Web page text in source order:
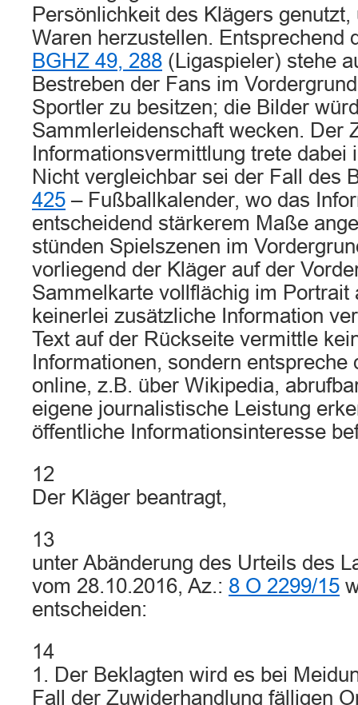
Persönlichkeit des Klägers
Waren herzustellen. Entsprechend
BGHZ 49, 288 (Ligaspieler) stehe
Bestreben der Fans im
Sportler zu besitzen; die Bilder
Sammlerleidenschaft wecken. Der
Informationsvermittlung trete dabei
Nicht vergleichbar sei der Fall des
425 – Fußballkalender, wo das
entscheidend stärkerem Maße
stünden Spielszenen im
vorliegend der Kläger auf der
Sammelkarte vollflächig im Portrait
keinerlei zusätzliche Information
Text auf der Rückseite vermittle
Informationen, sondern entspreche
online, z.B. über Wikipedia,
eigene journalistische Leistung
öffentliche Informationsinteresse
12
Der Kläger beantragt,
13
unter Abänderung des Urteils des
vom 28.10.2016, Az.: 8 O 2299/15
entscheiden:
14
1. Der Beklagten wird es bei
Fall der Zuwiderhandlung fälligen